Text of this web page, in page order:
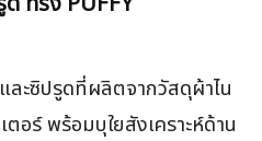
ละซิปรูดที่ผลิตจากวัสดุผ้าไน
อร์ พร้อมบุใยสังเคราะห์ด้าน